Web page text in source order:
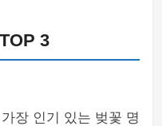
3
장 인기 있는 벚꽃 명